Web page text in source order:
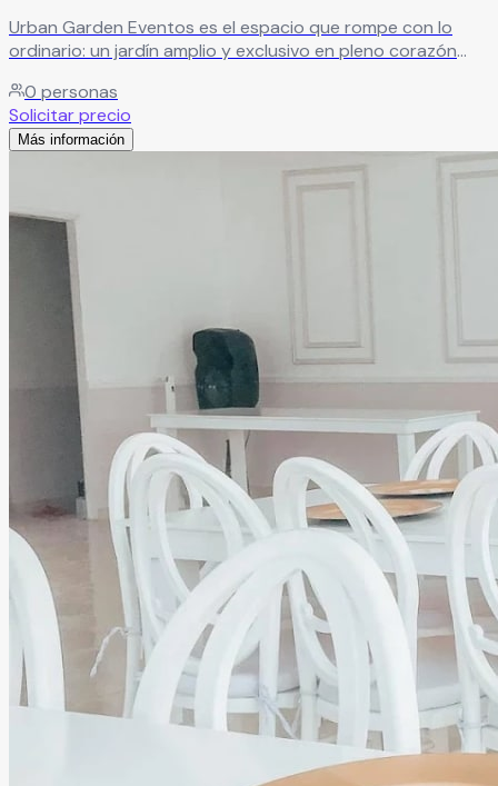
Urban Garden Eventos es el espacio que rompe con lo
ordinario: un jardín amplio y exclusivo en pleno corazón
comodidad y sofisticación de la ciudad.
0 personas
Solicitar precio
Más información